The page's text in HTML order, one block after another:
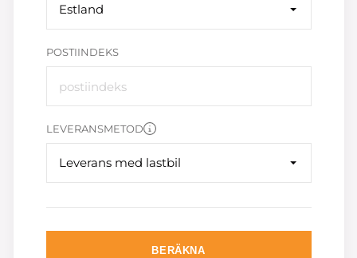
Estland
POSTIINDEKS
LEVERANSMETOD
Leverans med lastbil
BERÄKNA